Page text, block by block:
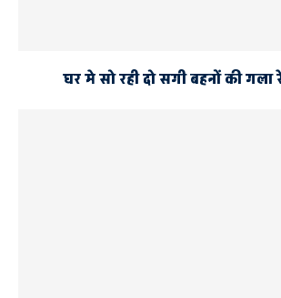
घर मे सो रही दो सगी बहनों की गला